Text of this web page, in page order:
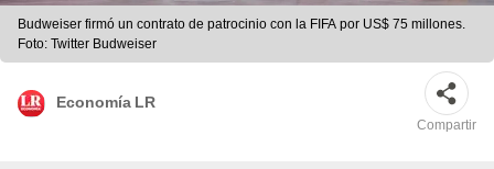
Budweiser firmó un contrato de patrocinio con la FIFA por US$ 75 millones.
Foto: Twitter Budweiser
Economía LR
Compartir